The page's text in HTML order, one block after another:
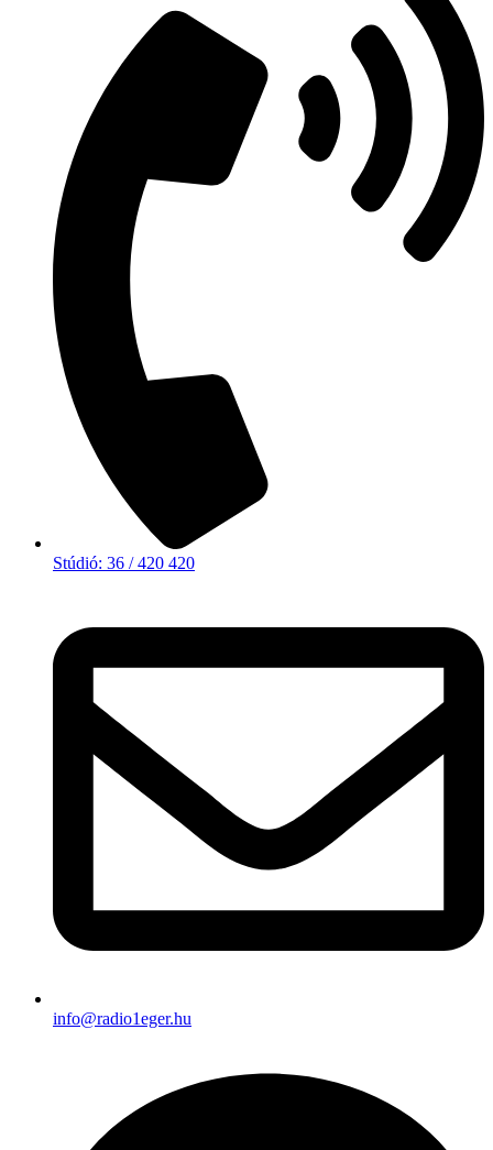
Stúdió: 36 / 420 420
info@radio1eger.hu